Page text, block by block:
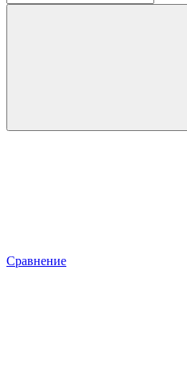
Сравнение